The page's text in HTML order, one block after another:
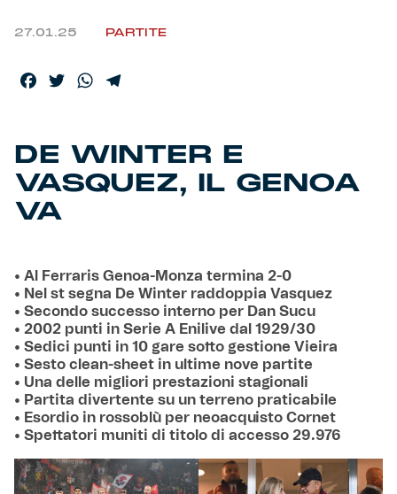
27.01.25 PARTITE
Facebook
TwitterWhatsApp
DE WINTER E
VASQUEZ, IL GENOA
VA
• Al Ferraris Genoa-Monza termina 2-0
• Nel st segna De Winter raddoppia Vasquez
• Secondo successo interno per Dan Sucu
• 2002 punti in Serie A Enilive dal 1929/30
• Sedici punti in 10 gare sotto gestione Vieira
• Sesto clean-sheet in ultime nove partite
• Una delle migliori prestazioni stagionali
• Partita divertente su un terreno praticabile
• Esordio in rossoblù per neoacquisto Cornet
• Spettatori muniti di titolo di accesso 29.976